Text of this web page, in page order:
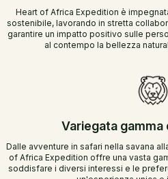
Heart of Africa Expedition è
sostenibile, lavorando in stretta
garantire un impatto positivo sulle
al contempo la bellezza
Variegata gamma
Dalle avventure in safari nella savana
of Africa Expedition offre una vasta
soddisfare i diversi interessi e le